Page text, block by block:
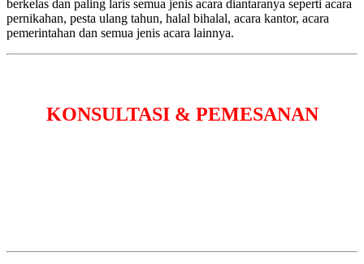
berkelas dan paling laris semua jenis acara diantaranya seperti acara
pernikahan, pesta ulang tahun, halal bihalal, acara kantor, acara
pemerintahan dan semua jenis acara lainnya.
KONSULTASI & PEMESANAN